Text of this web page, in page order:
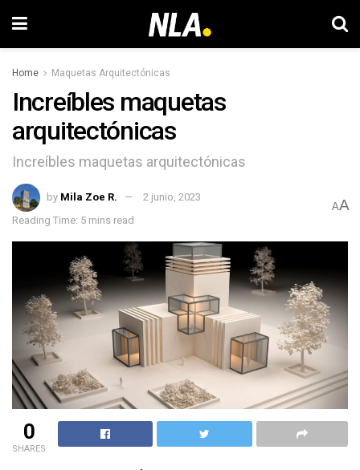
Home Maquetas Arquitectónicas
Increíbles maquetas
arquitectónicas
Increíbles maquetas arquitectónicas
by Mila Zoe R.
2 junio, 2023
Reading Time: 5 mins read
AA
0
SHARES